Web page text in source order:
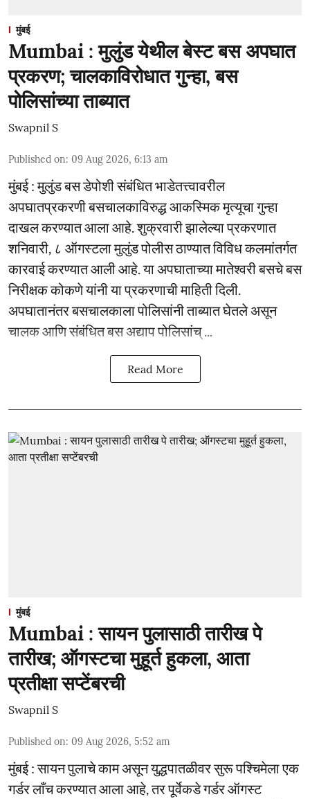
मुंबई
Mumbai : मुलुंड येथील बेस्ट बस अपघात
प्रकरण; चालकाविरोधात गुन्हा, बस
पोलिसांच्या ताब्यात
Swapnil S
Published on: 09 Aug 2026, 6:13 am
मुंबई : मुलुंड बस डेपोशी संबंधित भाडेतत्त्वावरील
अपघातप्रकरणी बसचालकाविरुद्ध आकस्मिक मृत्यूचा गुन्हा
दाखल करण्यात आला आहे. शुक्रवारी झालेल्या प्रकरणात
शनिवारी, ८ ऑगस्टला मुलुंड पोलीस ठाण्यात विविध कलमांतर्गत
कारवाई करण्यात आली आहे. या अपघाताच्या मातेश्वरी बसचे बस
निरीक्षक कोकणे यांनी या प्रकरणाची माहिती दिली.
अपघातानंतर बसचालकाला पोलिसांनी ताब्यात घेतले असून
चालक आणि संबंधित बस अद्याप पोलिसांच् ...
Read More
मुंबई
Mumbai : सायन पुलासाठी तारीख पे
तारीख; ऑगस्टचा मुहूर्त हुकला, आता
प्रतीक्षा सप्टेंबरची
Swapnil S
Published on: 09 Aug 2026, 5:52 am
मुंबई : सायन पुलाचे काम असून युद्धपातळीवर सुरू पश्चिमेला एक
गर्डर लाँच करण्यात आला आहे, तर पूर्वेकडे गर्डर ऑगस्ट